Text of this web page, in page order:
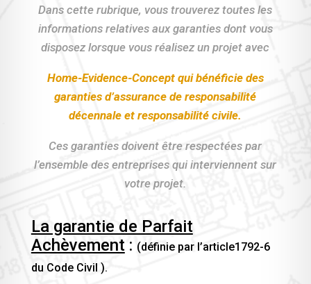
Dans cette rubrique, vous trouverez toutes les
informations relatives aux garanties dont vous
disposez lorsque vous réalisez un projet avec
Home-Evidence-Concept quibénéficie des
garanties d’assurance de responsabilité
décennale et responsabilité civile.
Ces garanties doivent être respectées par
l’ensemble des entreprises qui interviennent sur
votre projet.
La garantie de Parfait
Achèvement: (définie par l’article1792-6
du Code Civil ).